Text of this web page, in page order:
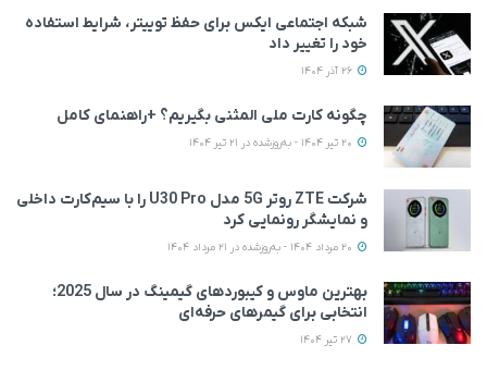
شبکه اجتماعی ایکس برای حفظ توییتر، شرایط استفاده
خود را تغییر داد
چگونه کارت ملی المثنی بگیریم؟ +راهنمای کامل
شرکت ZTE روتر 5G مدل U30 Pro را با سیم‌کارت داخلی
و نمایشگر رونمایی کرد
بهترین ماوس و کیبوردهای گیمینگ در سال 2025؛
انتخابی برای گیمرهای حرفه‌ای